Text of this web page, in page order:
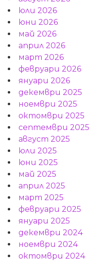
юли 2026
юни 2026
май 2026
април 2026
март 2026
февруари 2026
януари 2026
декември 2025
ноември 2025
октомври 2025
септември 2025
август 2025
юли 2025
юни 2025
май 2025
април 2025
март 2025
февруари 2025
януари 2025
декември 2024
ноември 2024
октомври 2024